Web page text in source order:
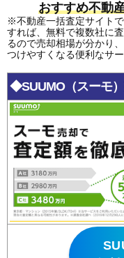
おすすめ不動
※不動産一括査定サイト
すれば、無料で複数社に
るので売却相場が分かり
つけやすくなる便利なサー
◆SUUMO（スーモ